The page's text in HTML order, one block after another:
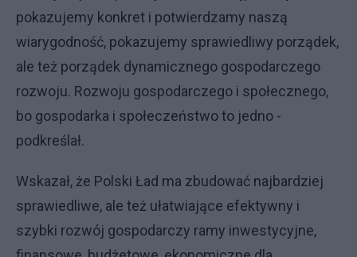
pokazujemy konkret i potwierdzamy naszą
wiarygodność, pokazujemy sprawiedliwy porządek,
ale też porządek dynamicznego gospodarczego
rozwoju. Rozwoju gospodarczego i społecznego,
bo gospodarka i społeczeństwo to jedno -
podkreślał.
Wskazał, że Polski Ład ma zbudować najbardziej
sprawiedliwe, ale też ułatwiające efektywny i
szybki rozwój gospodarczy ramy inwestycyjne,